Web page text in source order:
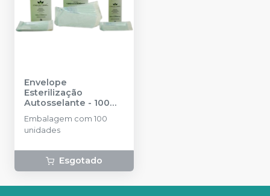
Envelope
Esterilização
Autosselante - 100
unidades
MEDSTÉRIL
Embalagem com 100
unidades
Esgotado